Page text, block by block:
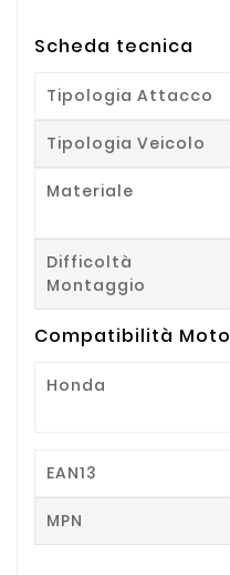
Scheda tecnica
Tipologia Attacco
Tipologia Veicolo
Materiale
Difficoltà
Montaggio
Compatibilità Moto
Honda
EAN13
MPN